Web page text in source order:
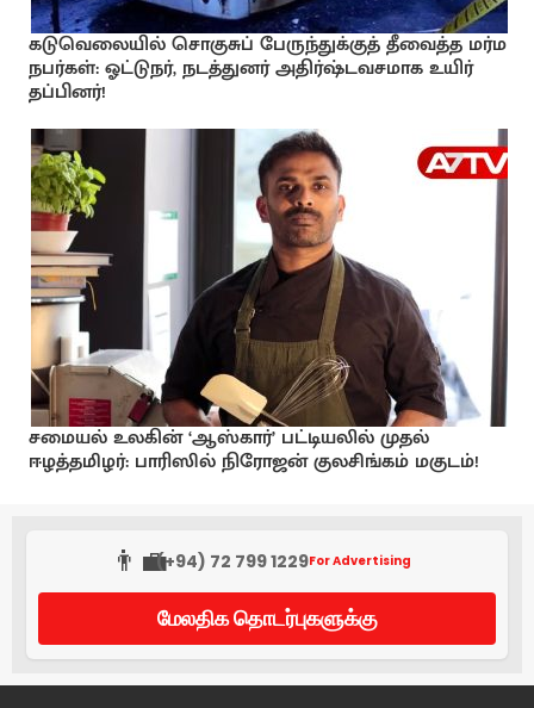
கடுவெலையில் சொகுசுப் பேருந்துக்குத் தீவைத்த மர்ம
நபர்கள்: ஓட்டுநர், நடத்துனர் அதிர்ஷ்டவசமாக உயிர்
தப்பினர்!
சமையல் உலகின் ‘ஆஸ்கார்’ பட்டியலில் முதல்
ஈழத்தமிழர்: பாரிஸில் நிரோஜன் குலசிங்கம் மகுடம்!
👨‍💼(+94) 72 799 1229For Advertising
மேலதிக தொடர்புகளுக்கு